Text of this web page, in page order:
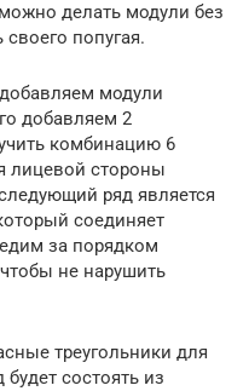
делать модули без
попугая.
модули
добавляем 2
комбинацию 6
лицевой стороны
ряд является
соединяет
за порядком
не нарушить
треугольники для
состоять из